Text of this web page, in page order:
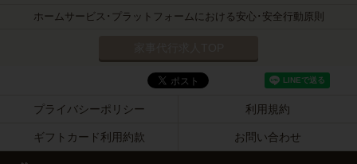
ホームサービス･プラットフォームにおける安心･安全行動原則
プライバシーポリシー 利用規約
ギフトカード利用約款 お問い合わせ